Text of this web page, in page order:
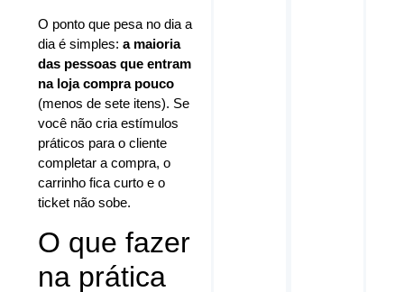
O ponto que pesa no dia a
dia é simples:a maioria
das pessoas que entram
na loja compra pouco
(menos de sete itens). Se
você não cria estímulos
práticos para o cliente
completar a compra, o
carrinho fica curto e o
ticket não sobe.
O que fazer
na prática